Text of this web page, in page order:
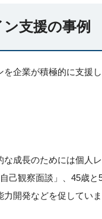
支援の事例
を企業が積極的に支援
な成長のためには個人
己観察面談」、45歳
力開発などを促してい